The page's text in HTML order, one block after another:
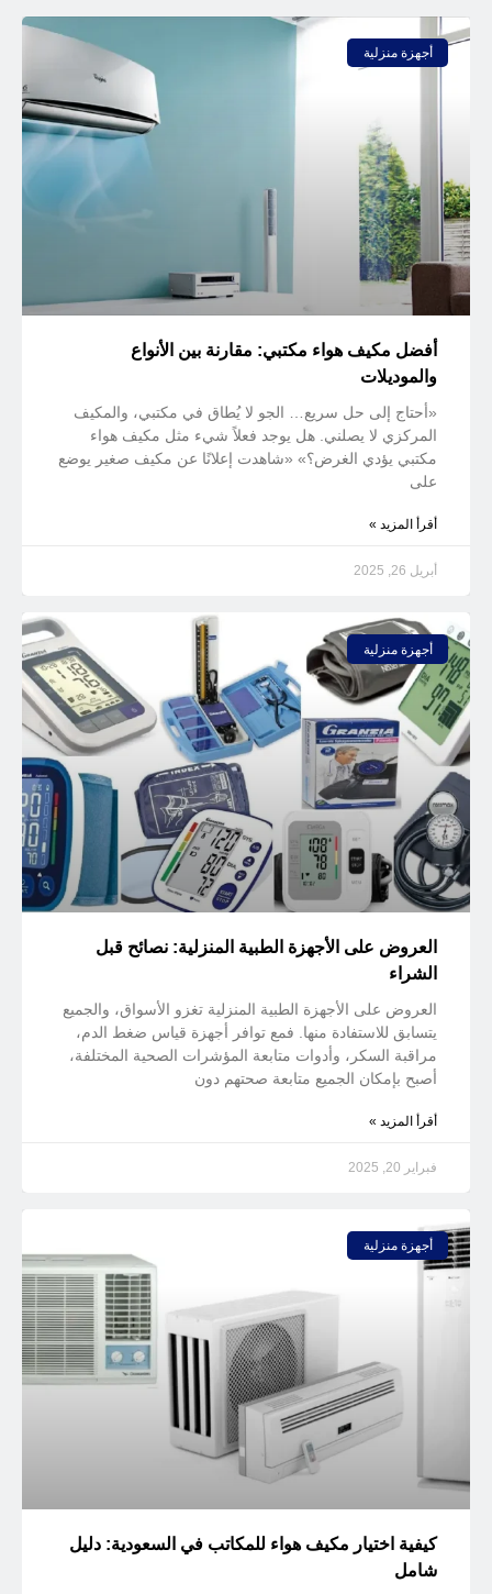
أجهزة منزلية
أفضل مكيف هواء مكتبي: مقارنة بين الأنواع
والموديلات
«أحتاج إلى حل سريع… الجو لا يُطاق في مكتبي، والمكيف
المركزي لا يصلني. هل يوجد فعلاً شيء مثل مكيف هواء
مكتبي يؤدي الغرض؟» «شاهدت إعلانًا عن مكيف صغير يوضع
على
أقرأ المزيد »
أبريل 26, 2025
أجهزة منزلية
العروض على الأجهزة الطبية المنزلية: نصائح قبل
الشراء
العروض على الأجهزة الطبية المنزلية تغزو الأسواق، والجميع
يتسابق للاستفادة منها. فمع توافر أجهزة قياس ضغط الدم،
مراقبة السكر، وأدوات متابعة المؤشرات الصحية المختلفة،
أصبح بإمكان الجميع متابعة صحتهم دون
أقرأ المزيد »
فبراير 20, 2025
أجهزة منزلية
كيفية اختيار مكيف هواء للمكاتب في السعودية: دليل
شامل